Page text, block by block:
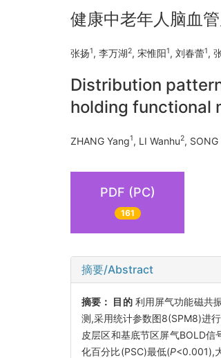
健康中老年人脑血
张扬1, 李万湖2, 宋惟阳1, 刘春蕾1,
Distribution
holding functional
ZHANG Yang1, LI Wanhu2,
PDF (PC)
161
摘要/Abstract
摘要： 目的利用屏气功能磁共
测,采用统计参数图8(SPM8)进
皮层区和基底节区屏气BOLD信
化百分比(PSC)最低(P<0.001),